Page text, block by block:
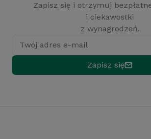
Zapisz się i otrzymuj
i ciekawostki
z wynagrodzeń.
Twój adres e-mail
Zapisz się